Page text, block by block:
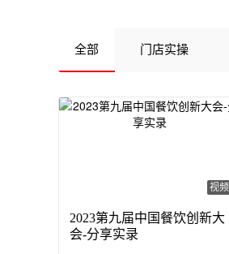
全部 门店实操
视频
2023第九届中国餐饮创新大
会-分享实录